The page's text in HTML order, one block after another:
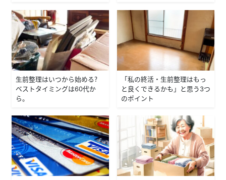
生前整理はいつから始める？
ベストタイミングは60代か
ら。
「私の終活・生前整理はもっ
と良くできるかも」と思う3つ
のポイント